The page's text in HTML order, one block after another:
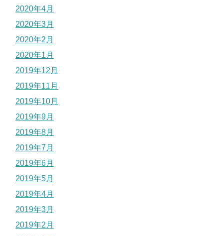
2020年4月
2020年3月
2020年2月
2020年1月
2019年12月
2019年11月
2019年10月
2019年9月
2019年8月
2019年7月
2019年6月
2019年5月
2019年4月
2019年3月
2019年2月